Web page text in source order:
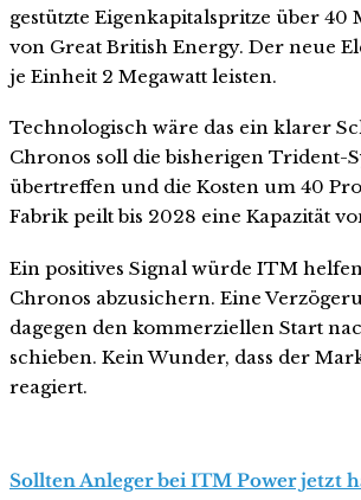
gestützte Eigenkapitalspritze über
von Great British Energy. Der neue
je Einheit 2 Megawatt leisten.
Technologisch wäre das ein klarer
Chronos soll die bisherigen Trident-
übertreffen und die Kosten um 40
Fabrik peilt bis 2028 eine Kapazität
Ein positives Signal würde ITM
Chronos abzusichern. Eine
dagegen den kommerziellen Start
schieben. Kein Wunder, dass der
reagiert.
Sollten Anleger bei ITM Power jetzt